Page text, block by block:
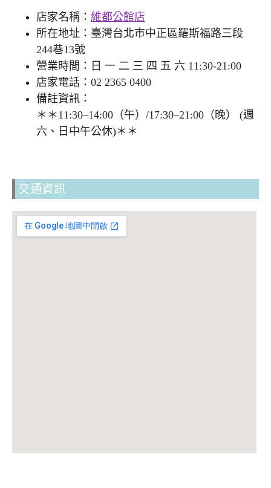
店家名稱： 維都公館店
所在地址：臺灣台北市中正區羅斯福路三段
244巷13號
營業時間：日 一 二 三 四 五 六 11:30-21:00
店家電話：02 2365 0400
備註資訊：
＊＊11:30–14:00（午）/17:30–21:00（晚） (週
六、日中午公休)＊＊
交通資訊